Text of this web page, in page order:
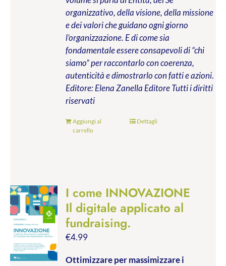
organizzativo, della visione, della missione
e dei valori che guidano ogni giorno
l’organizzazione. E di come sia
fondamentale essere consapevoli di “chi
siamo” per raccontarlo con coerenza,
autenticità e dimostrarlo con fatti e azioni.
Editore: Elena Zanella EditoreTutti i diritti
riservati
Aggiungi al
carrello
Dettagli
I come INNOVAZIONE
Il digitale applicato al
fundraising.
€4.99
Ottimizzare per massimizzare i